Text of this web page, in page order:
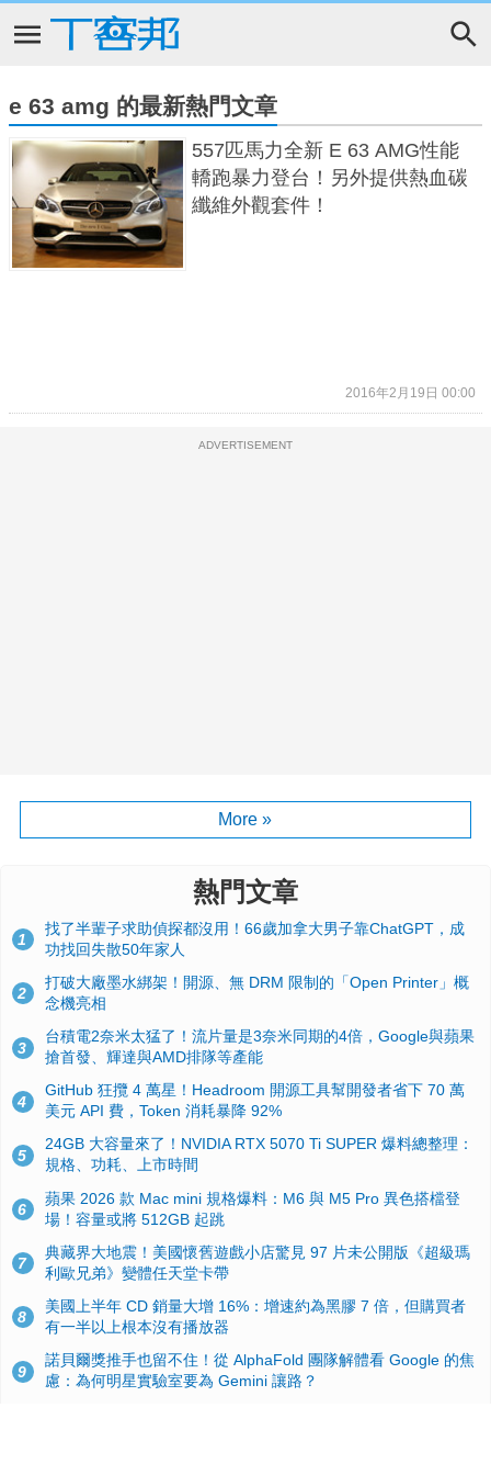
e 63 amg 的最新熱門文章
557匹馬力全新 E 63 AMG性能
轎跑暴力登台！另外提供熱血碳
纖維外觀套件！
2016年2月19日 00:00
ADVERTISEMENT
More »
熱門文章
1
找了半輩子求助偵探都沒用！66歲加拿大男子靠ChatGPT，成
功找回失散50年家人
2
打破大廠墨水綁架！開源、無 DRM 限制的「Open Printer」概
念機亮相
3
台積電2奈米太猛了！流片量是3奈米同期的4倍，Google與蘋果
搶首發、輝達與AMD排隊等產能
4
GitHub 狂攬 4 萬星！Headroom 開源工具幫開發者省下 70 萬
美元 API 費，Token 消耗暴降 92%
5
24GB 大容量來了！NVIDIA RTX 5070 Ti SUPER 爆料總整理：
規格、功耗、上市時間
6
蘋果 2026 款 Mac mini 規格爆料：M6 與 M5 Pro 異色搭檔登
場！容量或將 512GB 起跳
7
典藏界大地震！美國懷舊遊戲小店驚見 97 片未公開版《超級瑪
利歐兄弟》變體任天堂卡帶
8
美國上半年 CD 銷量大增 16%：增速約為黑膠 7 倍，但購買者
有一半以上根本沒有播放器
9
諾貝爾獎推手也留不住！從 AlphaFold 團隊解體看 Google 的焦
慮：為何明星實驗室要為 Gemini 讓路？